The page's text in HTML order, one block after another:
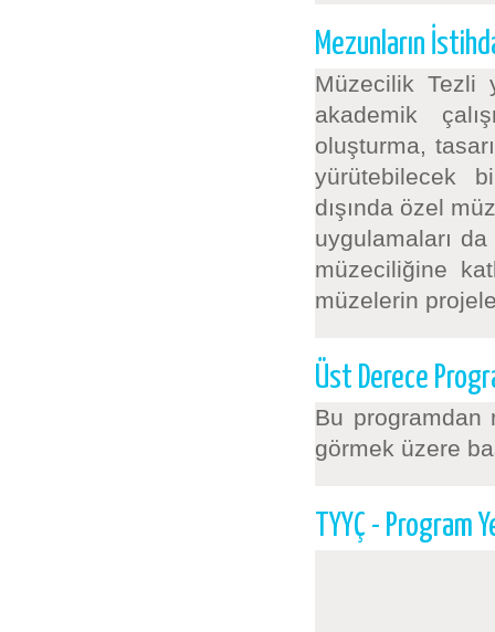
Mezunların
Müzecilik Tezli
akademik
oluşturma,
yürütebilecek
dışında özel
uygulamaları
müzeciliğine
müzelerin
Üst Derece
Bu programdan
görmek üzere
TYYÇ -